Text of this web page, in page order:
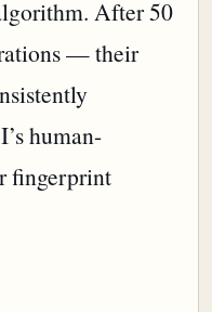
After 50
— their
human-
fingerprint